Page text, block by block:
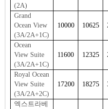
(2A)
Grand
Ocean View
(3A/2A+1C)
10000 10625
Ocean
View Suite
(3A/2A+1C)
11600 12325
Royal Ocean
View Suite
(3A/2A+2C)
17200 18275
엑스트라베